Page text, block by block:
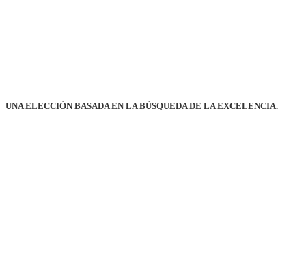
UNA ELECCIÓN BASADA EN LA BÚSQUEDA DE LA EXCELENCIA.